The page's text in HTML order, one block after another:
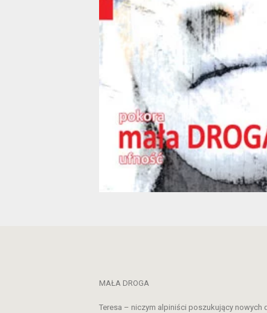
MAŁA DROGA
Teresa – niczym alpiniści poszukujący